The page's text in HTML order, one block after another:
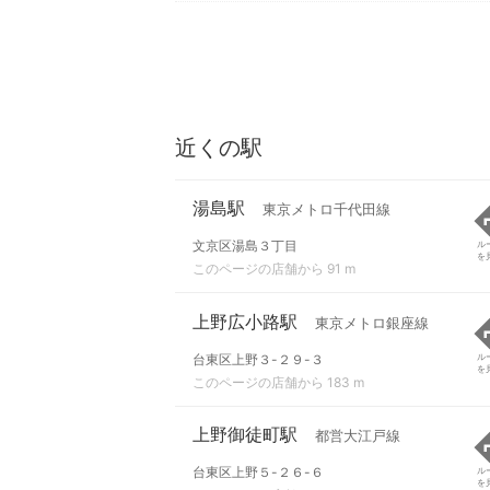
近くの駅
湯島駅 東京メトロ千代田線
文京区湯島３丁目
このページの店舗から 91 m
ル
を
上野広小路駅 東京メトロ銀座線
台東区上野３-２９-３
このページの店舗から 183 m
ル
を
上野御徒町駅 都営大江戸線
台東区上野５-２６-６
ル
を